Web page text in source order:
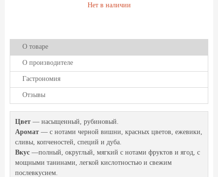
Нет в наличии
О товаре
О производителе
Гастрономия
Отзывы
Цвет — насыщенный, рубиновый.
Аромат — с нотами черной вишни, красных цветов, ежевики,
сливы, копченостей, специй и дуба.
Вкус —полный, округлый, мягкий с нотами фруктов и ягод, с
мощными танинами, легкой кислотностью и свежим
послевкусием.